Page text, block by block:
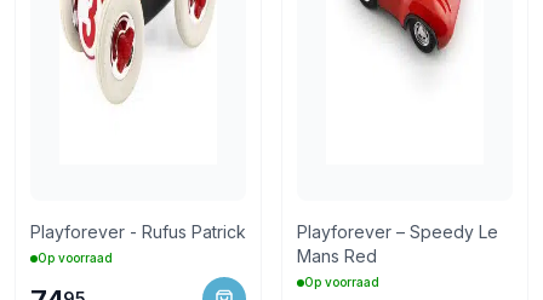
Playforever - Rufus Patrick
Op voorraad
Playforever – Speedy Le
Mans Red
Op voorraad